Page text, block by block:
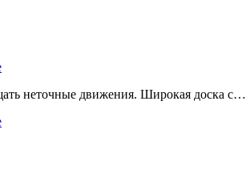
неточные движения. Широкая доска с…